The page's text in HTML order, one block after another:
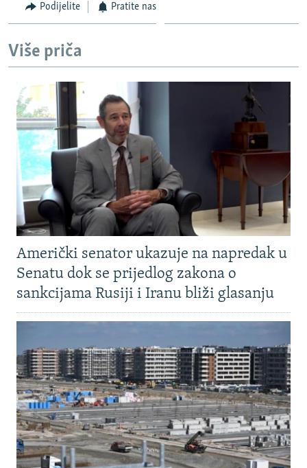
Podijelite Pratite nas
Više priča
Američki senator ukazuje na napredak u
Senatu dok se prijedlog zakona o
sankcijama Rusiji i Iranu bliži glasanju